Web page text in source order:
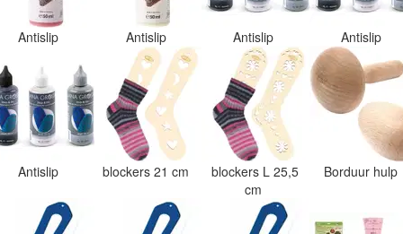
Antislip Antislip Antislip Antislip
Antislip blockers 21 cm
blockers L 25,5
cm
Borduur hulp